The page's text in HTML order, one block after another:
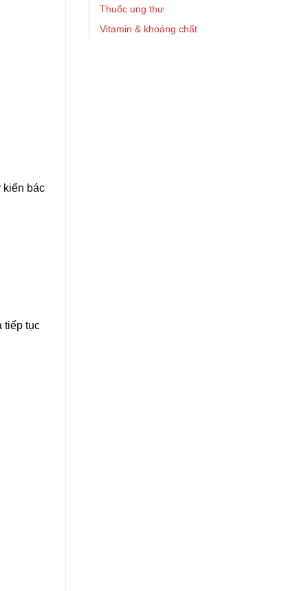
Thuốc ung thư
Vitamin & khoáng chất
kiến bác
tiếp tục